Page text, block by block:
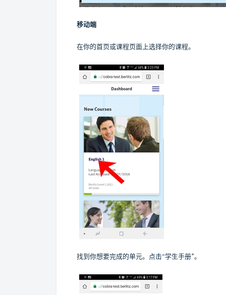
移动端
在你的首页或课程页面上选择你的课程。
找到你想要完成的单元。点击“学生手册”。